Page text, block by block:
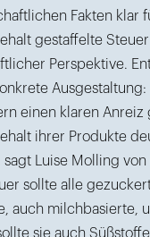
Fakten klar
gestaffelte Steuer
Perspektive.
Ausgestaltung:
einen klaren Anreiz
ihrer Produkte
sagt Luise Molling
sollte alle
auch milchbasierte,
sie auch Süßstoffe